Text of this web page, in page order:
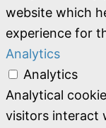
website which
experience for
Analytics
Analytics
Analytical
visitors interact